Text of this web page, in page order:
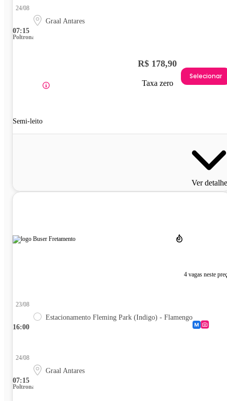
07:15
24/08
Graal Antares
Poltrona
Semi-leito
R$ 178,90
Taxa zero
Selecionar
Ver
4 vagas neste
16:00
23/08
Estacionamento Fleming Park (Indigo) - Flamengo
07:15
24/08
Graal Antares
Poltrona